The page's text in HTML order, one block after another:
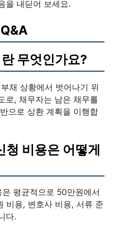
을 내딛어 보세요.
무엇인가요?
채 상황에서 벗어나기 위
로, 채무자는 남은 채무를
으로 상환 계획을 이행합
청 비용은 어떻게
평균적으로 50만원에서
비용, 변호사 비용, 서류 준
다.